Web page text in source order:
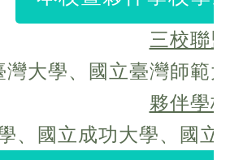
三校聯盟
灣大學、國立臺灣師範
夥伴學校
、國立成功大學、國